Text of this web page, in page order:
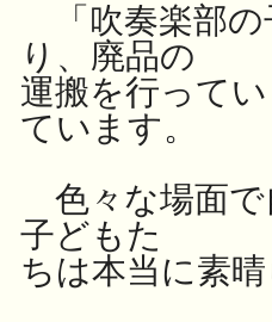
「吹奏楽部の
り、廃品の
運搬を行って
ています。
色々な場面で
子どもた
ちは本当に素